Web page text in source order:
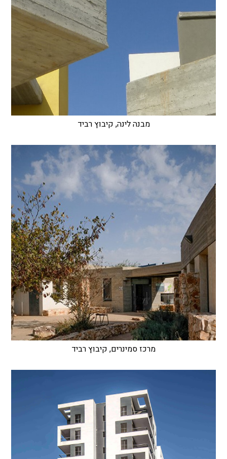
מבנה לינה, קיבוץ רביד
מרכז סמינרים, קיבוץ רביד